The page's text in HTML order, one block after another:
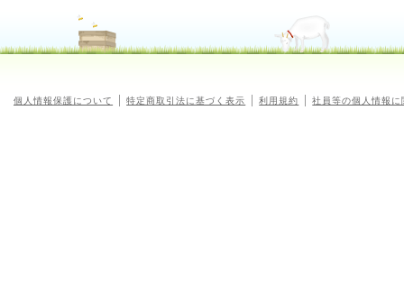
個人情報保護について 特定商取引法に基づく表示 利用規約 社員等の個人情報